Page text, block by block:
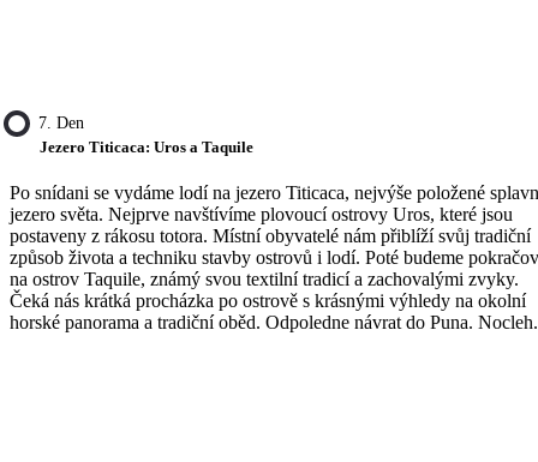
7. Den
Jezero Titicaca: Uros a Taquile
Po snídani se vydáme lodí na jezero Titicaca, nejvýše položené
jezero světa. Nejprve navštívíme plovoucí ostrovy Uros, které jsou
postaveny z rákosu totora. Místní obyvatelé nám přiblíží svůj tradiční
způsob života a techniku stavby ostrovů i lodí. Poté budeme
na ostrov Taquile, známý svou textilní tradicí a zachovalými zvyky.
Čeká nás krátká procházka po ostrově s krásnými výhledy na okolní
horské panorama a tradiční oběd. Odpoledne návrat do Puna. Nocleh.